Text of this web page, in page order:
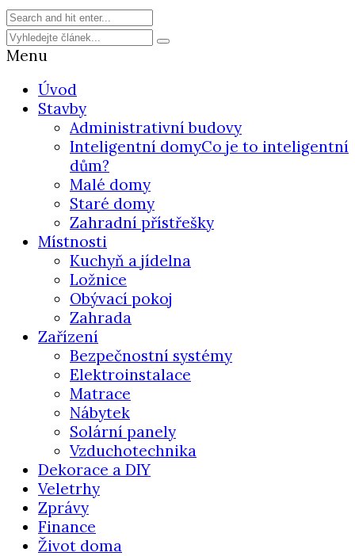
Menu
Úvod
Stavby
Administrativní budovy
Inteligentní domyCo je to inteligentní
dům?
Malé domy
Staré domy
Zahradní přístřešky
Místnosti
Kuchyň a jídelna
Ložnice
Obývací pokoj
Zahrada
Zařízení
Bezpečnostní systémy
Elektroinstalace
Matrace
Nábytek
Solární panely
Vzduchotechnika
Dekorace a DIY
Veletrhy
Zprávy
Finance
Život doma